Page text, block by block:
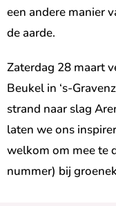
een andere manier
de aarde.
Zaterdag 28 maart
Beukel in ‘s-
strand naar slag
laten we ons
welkom om mee te
nummer) bij